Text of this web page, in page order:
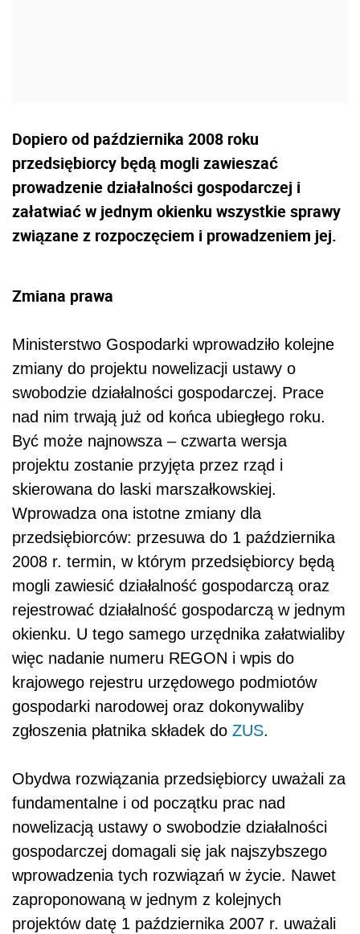
Dopiero od października 2008 roku
przedsiębiorcy będą mogli zawieszać
prowadzenie działalności gospodarczej i
załatwiać w jednym okienku wszystkie sprawy
związane z rozpoczęciem i prowadzeniem jej.
Zmiana prawa
Ministerstwo Gospodarki wprowadziło kolejne
zmiany do projektu nowelizacji ustawy o
swobodzie działalności gospodarczej. Prace
nad nim trwają już od końca ubiegłego roku.
Być może najnowsza – czwarta wersja
projektu zostanie przyjęta przez rząd i
skierowana do laski marszałkowskiej.
Wprowadza ona istotne zmiany dla
przedsiębiorców: przesuwa do 1 października
2008 r. termin, w którym przedsiębiorcy będą
mogli zawiesić działalność gospodarczą oraz
rejestrować działalność gospodarczą w jednym
okienku. U tego samego urzędnika załatwialiby
więc nadanie numeru REGON i wpis do
krajowego rejestru urzędowego podmiotów
gospodarki narodowej oraz dokonywaliby
zgłoszenia płatnika składek do ZUS.
Obydwa rozwiązania przedsiębiorcy uważali za
fundamentalne i od początku prac nad
nowelizacją ustawy o swobodzie działalności
gospodarczej domagali się jak najszybszego
wprowadzenia tych rozwiązań w życie. Nawet
zaproponowaną w jednym z kolejnych
projektów datę 1 października 2007 r. uważali